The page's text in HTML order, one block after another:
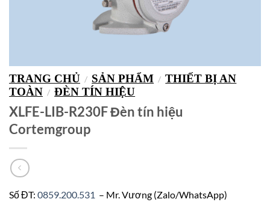
TRANG CHỦ / SẢN PHẨM / THIẾT BỊ AN
TOÀN / ĐÈN TÍN HIỆU
XLFE-LIB-R230F Đèn tín hiệu
Cortemgroup
Số ĐT: 0859.200.531 – Mr. Vương (Zalo/WhatsApp)